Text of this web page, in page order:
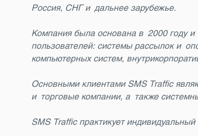
Россия, СНГ и дальнее зарубежье.
Компания была основана в 2000 году и
пользователей: системы рассылок и
компьютерных систем,
Основными клиентами SMS Traffic
и торговые компании, а также
SMS Traffic практикует